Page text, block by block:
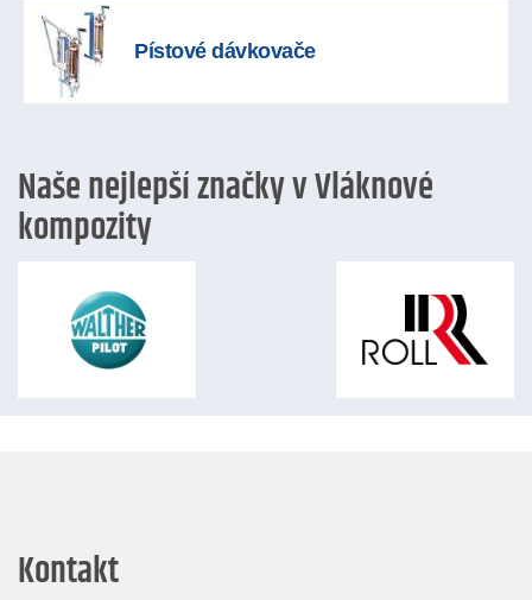
Pístové dávkovače
Naše nejlepší značky v Vláknové
kompozity
Kontakt